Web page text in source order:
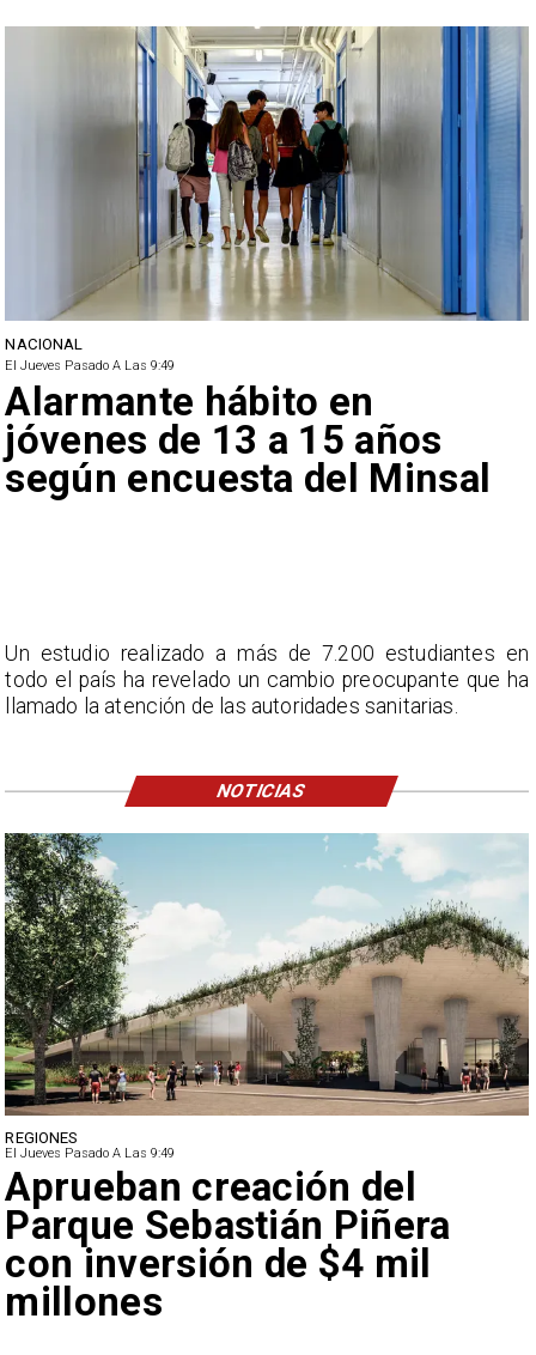
DEPORTES
El Jueves Pasado A Las 9:49
Claudio Bravo baja la
euforia sobre fichaje de
Vozinha
NACIONAL
El Jueves Pasado A Las 9:49
Alarmante hábito en
jóvenes de 13 a 15 años
según encuesta del Minsal
Un estudio realizado a más de 7.200 estudiantes en
todo el país ha revelado un cambio preocupante que ha
llamado la atención de las autoridades sanitarias.
NOTICIAS